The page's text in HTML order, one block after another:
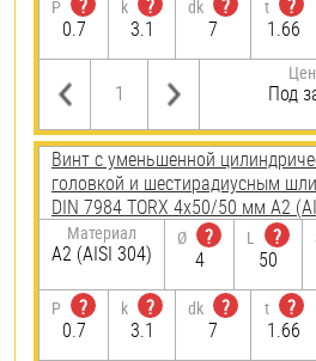
P
?
0.7
k
?
3.1
dk
?
7
t
?
1.66
Под
Винт с уменьшенной
головкой и шестирадиусным
DIN 7984 TORX 4х50/50 мм А2
Материал
А2 (AISI 304)
Ø
?
4
L
?
50
P
?
0.7
k
?
3.1
dk
?
7
t
?
1.66